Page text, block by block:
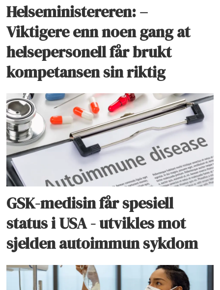
Helseministereren: –
Viktigere enn noen gang at
helsepersonell får brukt
kompetansen sin riktig
GSK-medisin får spesiell
status i USA - utvikles mot
sjelden autoimmun sykdom